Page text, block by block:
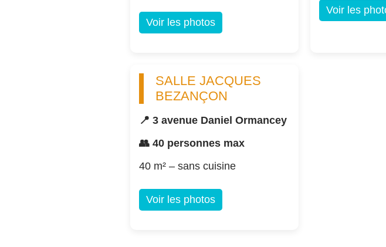
Voir les photos
Voir les
SALLE JACQUES
BEZANÇON
📍 3 avenue Daniel Ormancey
👥 40 personnes max
40 m² – sans cuisine
Voir les photos